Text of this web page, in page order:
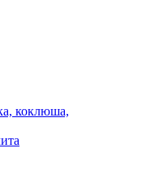
коклюша,